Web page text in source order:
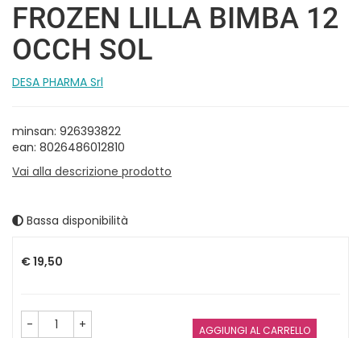
FROZEN LILLA BIMBA 12
OCCH SOL
DESA PHARMA Srl
minsan: 926393822
ean: 8026486012810
Vai alla descrizione prodotto
Bassa disponibilità
€ 19,50
- + AGGIUNGI AL CARRELLO